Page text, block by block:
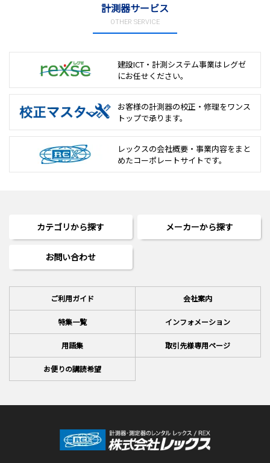
計測器サービス
OTHER SERVICE
建設ICT・計測システム事業は レグゼ
にお任せください。
お客様の計測器の校正・修理をワンス
トップで承ります。
レックスの会社概要・事業内容をまと
めたコーポレートサイトです。
カテゴリから探す メーカーから探す
お問い合わせ
ご利用ガイド 会社案内
特集一覧 インフォメーション
用語集 取引先様専用ページ
お便りの講読希望